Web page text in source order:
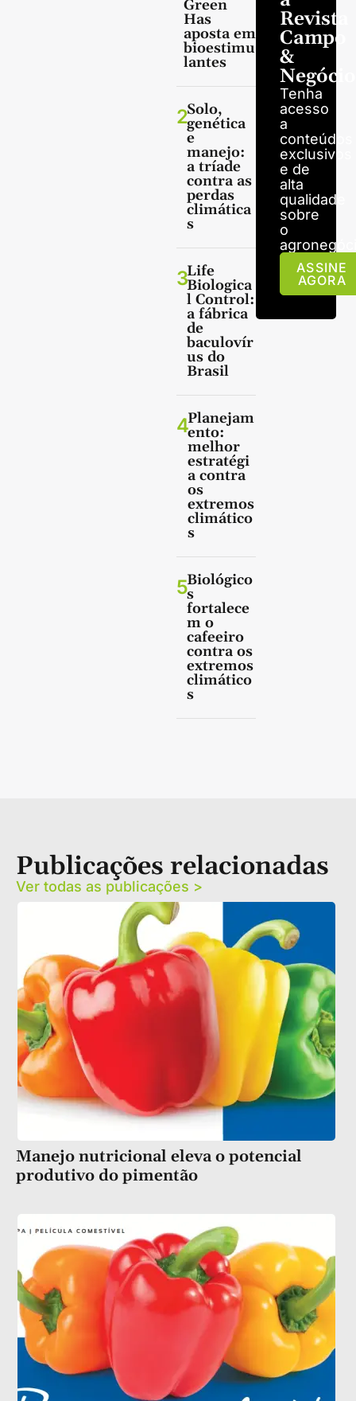
Green
Has
aposta em
bioestimu
lantes
2Solo,
genética
e
manejo:
a tríade
contra as
perdas
climática
s
3Life
Biologica
l Control:
a fábrica
de
baculovír
us do
Brasil
4Planejam
ento:
melhor
estratégi
a contra
os
extremos
climático
s
5Biológico
s
fortalece
m o
cafeeiro
contra os
extremos
climático
s
Revista
Campo
&
Tenha
acesso
a
conteúdos
exclusivos
e de
alta
qualidade
sobre
o
ASSINE
AGORA
Publicações relacionadas
Ver todas as publicações >
Manejo nutricional eleva o potencial
produtivo do pimentão